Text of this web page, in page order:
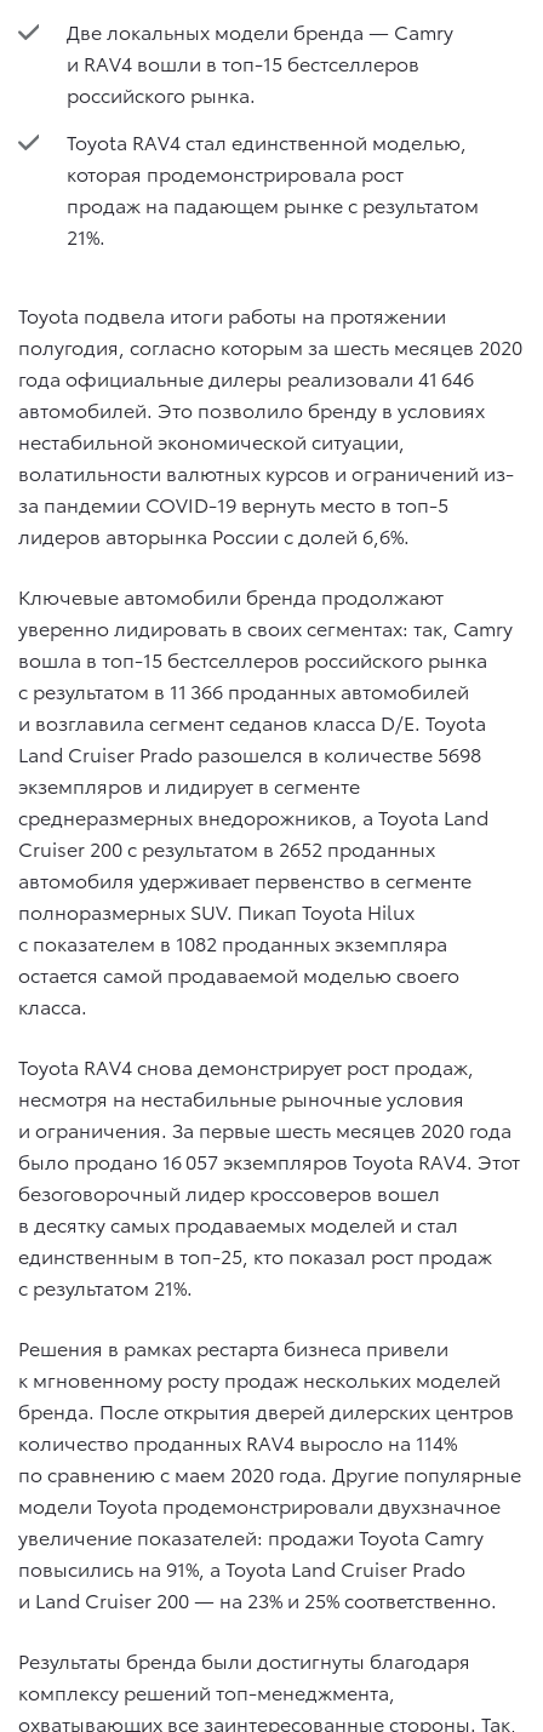
Две локальных модели бренда — Camry
и RAV4 вошли в топ-15 бестселлеров
российского рынка.
Toyota RAV4 стал единственной моделью,
которая продемонстрировала рост
продаж на падающем рынке с результатом
21%.
Toyota подвела итоги работы на протяжении
полугодия, согласно которым за шесть месяцев 2020
года официальные дилеры реализовали 41 646
автомобилей. Это позволило бренду в условиях
нестабильной экономической ситуации,
волатильности валютных курсов и ограничений из-
за пандемии COVID-19 вернуть место в топ-5
лидеров авторынка России с долей 6,6%.
Ключевые автомобили бренда продолжают
уверенно лидировать в своих сегментах: так, Camry
вошла в топ-15 бестселлеров российского рынка
c результатом в 11 366 проданных автомобилей
и возглавила сегмент седанов класса D/E. Toyota
Land Cruiser Prado разошелся в количестве 5698
экземпляров и лидирует в сегменте
среднеразмерных внедорожников, а Toyota Land
Cruiser 200 с результатом в 2652 проданных
автомобиля удерживает первенство в сегменте
полноразмерных SUV. Пикап Toyota Hilux
с показателем в 1082 проданных экземпляра
остается самой продаваемой моделью своего
класса.
Toyota RAV4 снова демонстрирует рост продаж,
несмотря на нестабильные рыночные условия
и ограничения. За первые шесть месяцев 2020 года
было продано 16 057 экземпляров Toyota RAV4. Этот
безоговорочный лидер кроссоверов вошел
в десятку самых продаваемых моделей и стал
единственным в топ-25, кто показал рост продаж
с результатом 21%.
Решения в рамках рестарта бизнеса привели
к мгновенному росту продаж нескольких моделей
бренда. После открытия дверей дилерских центров
количество проданных RAV4 выросло на 114%
по сравнению с маем 2020 года. Другие популярные
модели Toyota продемонстрировали двухзначное
увеличение показателей: продажи Toyota Camry
повысились на 91%, а Toyota Land Cruiser Prado
и Land Cruiser 200 — на 23% и 25% соответственно.
Результаты бренда были достигнуты благодаря
комплексу решений топ-менеджмента,
охватывающих все заинтересованные стороны. Так,